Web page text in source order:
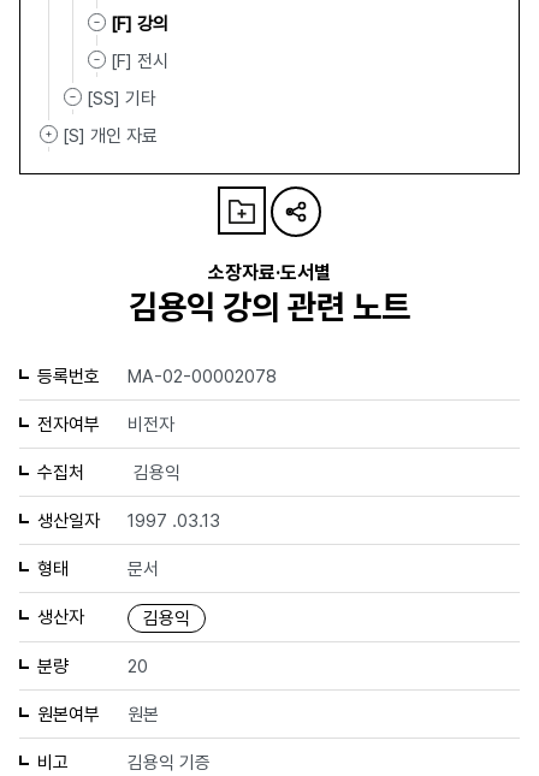
[F] 강의
[F] 전시
[SS] 기타
[S] 개인 자료
소장자료·도서별
김용익 강의 관련 노트
등록번호 MA-02-00002078
전자여부 비전자
수집처 김용익
생산일자 1997 .03.13
형태 문서
생산자 김용익
분량 20
원본여부 원본
비고 김용익 기증